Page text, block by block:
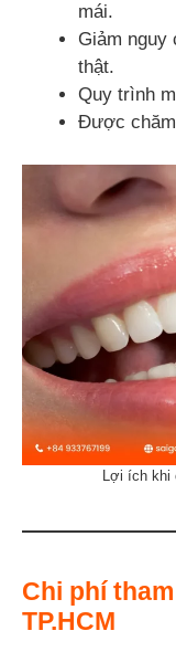
mái.
Giảm nguy
thật.
Quy trình
Được
Lợi ích khi
Chi phí
TP.HCM